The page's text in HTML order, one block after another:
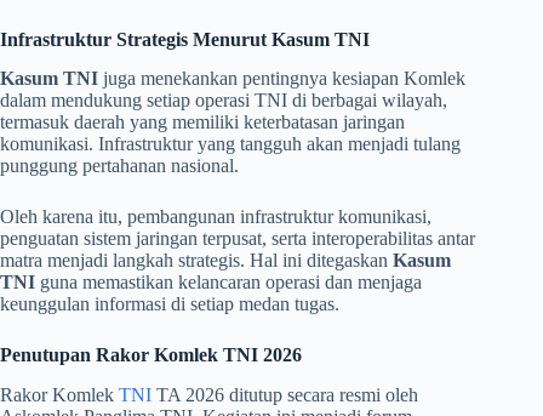
Infrastruktur Strategis Menurut Kasum TNI
Kasum TNI juga menekankan pentingnya kesiapan Komlek
dalam mendukung setiap operasi TNI di berbagai wilayah,
termasuk daerah yang memiliki keterbatasan jaringan
komunikasi. Infrastruktur yang tangguh akan menjadi tulang
punggung pertahanan nasional.
​Oleh karena itu, pembangunan infrastruktur komunikasi,
penguatan sistem jaringan terpusat, serta interoperabilitas antar
matra menjadi langkah strategis. Hal ini ditegaskan Kasum
TNI guna memastikan kelancaran operasi dan menjaga
keunggulan informasi di setiap medan tugas.
Penutupan Rakor Komlek TNI 2026
​Rakor Komlek TNI TA 2026 ditutup secara resmi oleh